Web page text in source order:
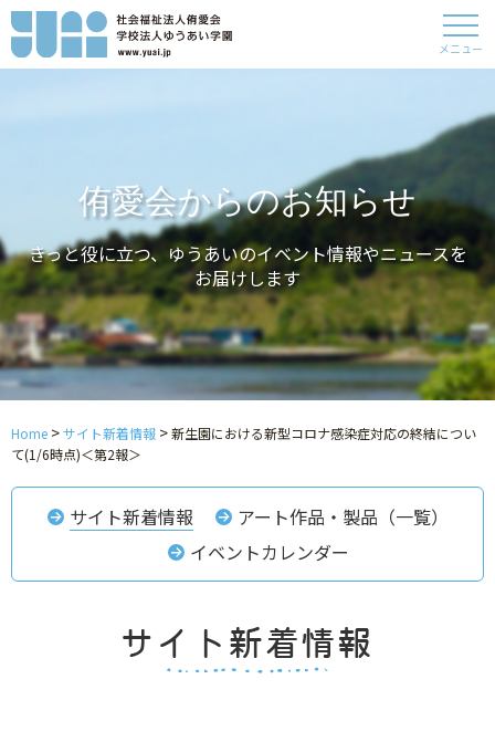
メニュー
侑愛会からのお知らせ
きっと役に立つ、ゆうあいのイベント情報やニュースを
お届けします
Home >サイト新着情報 >新生園における新型コロナ感染症対応の終結につい
て(1/6時点)＜第2報＞
サイト新着情報
アート作品・製品（一覧）
イベントカレンダー